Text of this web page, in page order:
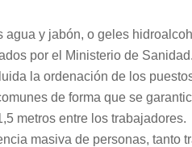
y jabón, o geles
por el Ministerio de Sanidad.
la ordenación de los
de forma que se
metros entre los trabajadores.
masiva de personas, tanto